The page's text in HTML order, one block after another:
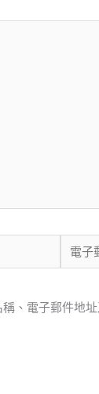
子
件
、電子郵件地